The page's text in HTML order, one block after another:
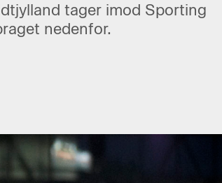
tager imod Sporting
nedenfor.